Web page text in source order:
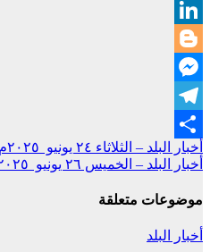
WhatsApp
LinkedIn
Blogger
Messenger
Telegram
Share
تصفّح
المقالات
أخبار البلد – الثلاثاء ٢٤ يونيو ٢٠٢٥م
أخبار البلد – الخميس ٢٦ يونيو ٢٠٢٥م
موضوعات متعلقة
أخبار البلد